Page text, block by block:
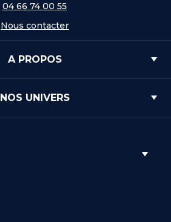
04 66 74 00 55
Nous contacter
A PROPOS
NOS UNIVERS